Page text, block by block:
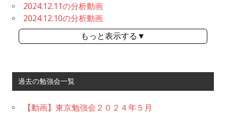
2024.12.11の分析動画
2024.12.10の分析動画
もっと表示する▼
過去の勉強会一覧
【動画】東京勉強会２０２４年５月